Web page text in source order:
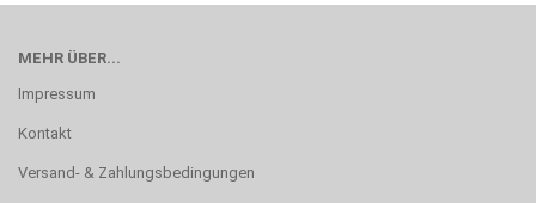
MEHR ÜBER...
Impressum
Kontakt
Versand- & Zahlungsbedingungen